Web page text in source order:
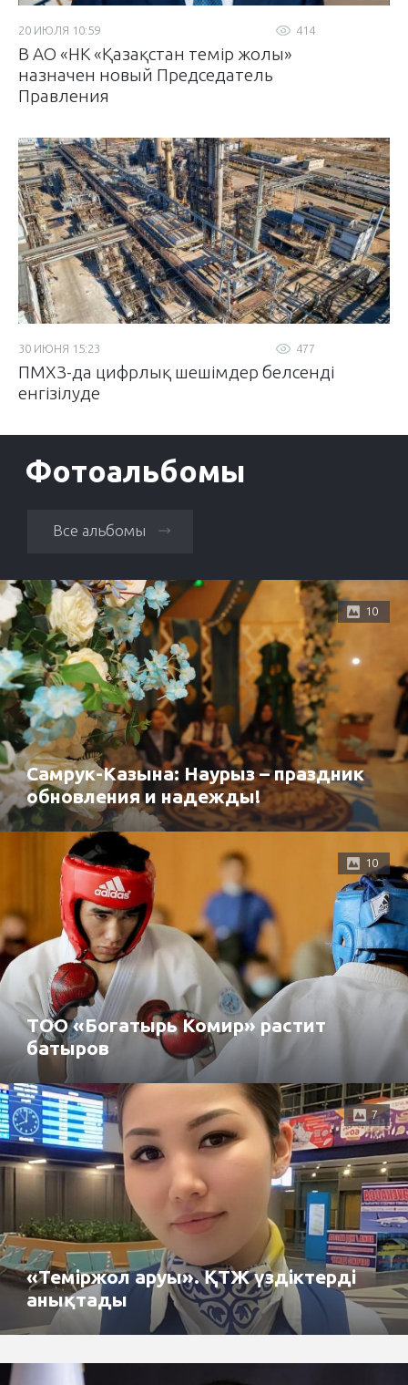
414
20 ИЮЛЯ 10:59
В АО «НК «Қазақстан темір жолы»
назначен новый Председатель
Правления
477
30 ИЮНЯ 15:23
ПМХЗ-да цифрлық шешімдер белсенді
енгізілуде
Фотоальбомы
Все альбомы
10
Самрук-Казына: Наурыз – праздник
обновления и надежды!
10
ТОО «Богатырь Комир» растит
батыров
7
«Теміржол аруы». ҚТЖ үздіктерді
анықтады